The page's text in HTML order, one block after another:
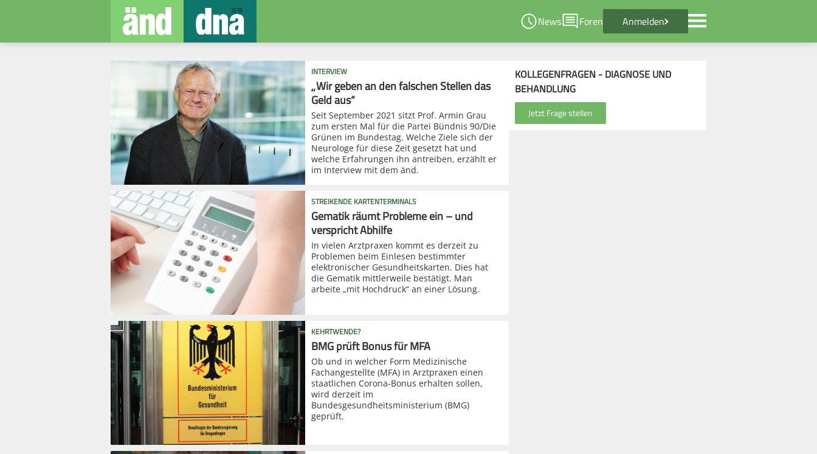
News Foren Anmelden
INTERVIEW
„Wir geben an den falschen Stellen das
Geld aus“
Seit September 2021 sitzt Prof. Armin Grau
zum ersten Mal für die Partei Bündnis 90/Die
Grünen im Bundestag. Welche Ziele sich der
Neurologe für diese Zeit gesetzt hat und
welche Erfahrungen ihn antreiben, erzählt er
im Interview mit dem änd.
STREIKENDE KARTENTERMINALS
Gematik räumt Probleme ein – und
verspricht Abhilfe
In vielen Arztpraxen kommt es derzeit zu
Problemen beim Einlesen bestimmter
elektronischer Gesundheitskarten. Dies hat
die Gematik mittlerweile bestätigt. Man
arbeite „mit Hochdruck“ an einer Lösung.
KEHRTWENDE?
BMG prüft Bonus für MFA
Ob und in welcher Form Medizinische
Fachangestellte (MFA) in Arztpraxen einen
staatlichen Corona-Bonus erhalten sollen,
wird derzeit im
Bundesgesundheitsministerium (BMG)
geprüft.
KOLLEGENFRAGEN - DIAGNOSE UND
BEHANDLUNG